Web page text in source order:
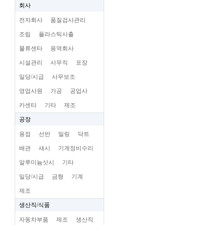
회사
전자회사 품질검사관리
조립 플라스틱사출
물류센타 용역회사
시설관리 사무직 포장
일당/시급 사무보조
영업사원 가공 공업사
카센타 기타 제조
공장
용접 선반 밀링 닥트
배관 새시 기계정비수리
알루미늄삿시 기타
일당/시급 금형 기계
제조
생산직/식품
자동차부품 제조 생산직